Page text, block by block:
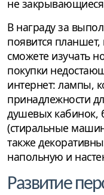
не
В награду за
появится
сможете изучать
покупки
интернет: лампы,
принадлежности
душевых кабинок,
(стиральные
также
напольную и
Развитие